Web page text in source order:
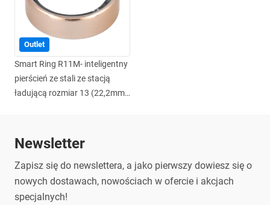
Outlet
Smart Ring R11M- inteligentny
pierścień ze stali ze stacją
ładującą rozmiar 13 (22,2mm)
Newsletter
Zapisz się do newslettera, a jako pierwszy dowiesz się o
nowych dostawach, nowościach w ofercie i akcjach
specjalnych!